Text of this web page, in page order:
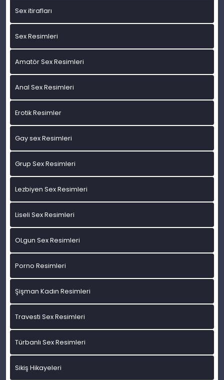
Sex itirafları
Sex Resimleri
Amatör Sex Resimleri
Anal Sex Resimleri
Erotik Resimler
Gay sex Resimleri
Grup Sex Resimleri
Lezbiyen Sex Resimleri
Liseli Sex Resimleri
OLgun Sex Resimleri
Porno Resimleri
Şişman Kadın Resimleri
Travesti Sex Resimleri
Türbanlı Sex Resimleri
Sikiş Hikayeleri